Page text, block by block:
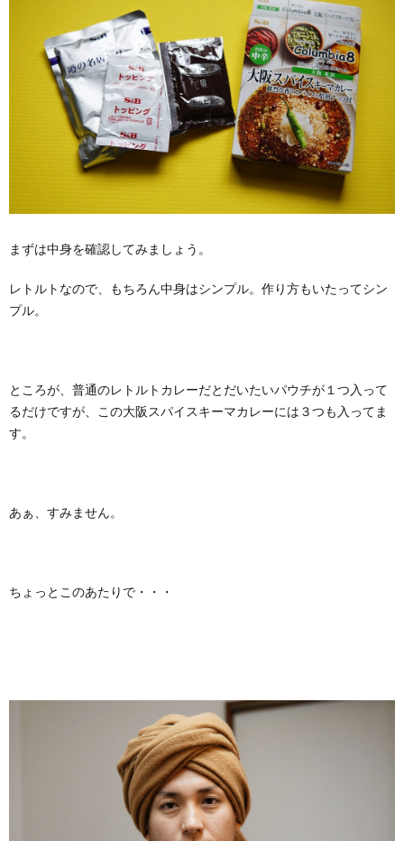
まずは中身を確認してみましょう。
レトルトなので、もちろん中身はシンプル。作り方もいたってシン
プル。
ところが、普通のレトルトカレーだとだいたいパウチが１つ入って
るだけですが、この大阪スパイスキーマカレーには３つも入ってま
す。
あぁ、すみません。
ちょっとこのあたりで・・・